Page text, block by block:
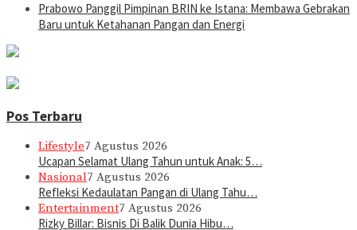
Prabowo Panggil Pimpinan BRIN ke Istana: Membawa Gebrakan
Baru untuk Ketahanan Pangan dan Energi
Pos Terbaru
Lifestyle7 Agustus 2026
Ucapan Selamat Ulang Tahun untuk Anak: 5…
Nasional7 Agustus 2026
Refleksi Kedaulatan Pangan di Ulang Tahu…
Entertainment7 Agustus 2026
Rizky Billar: Bisnis Di Balik Dunia Hibu…